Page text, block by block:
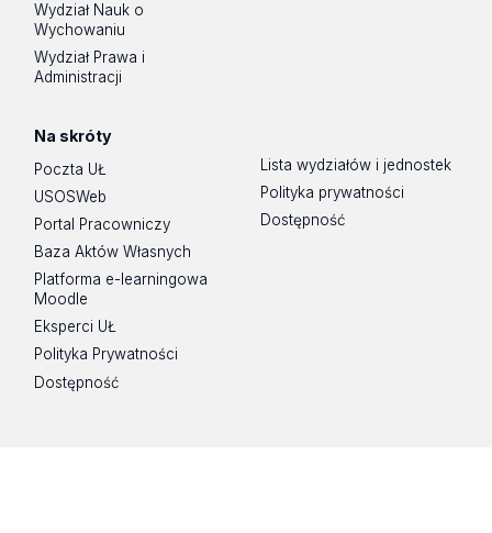
Wydział Nauk o
Wychowaniu
Wydział Prawa i
Administracji
Na skróty
Poczta UŁ
USOSWeb
Portal Pracowniczy
Baza Aktów Własnych
Platforma e-learningowa
Moodle
Eksperci UŁ
Polityka Prywatności
Dostępność
Lista wydziałów i jednostek
Polityka prywatności
Dostępność